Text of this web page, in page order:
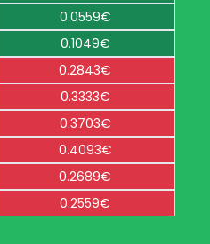
0.0559€
0.1049€
0.2843€
0.3333€
0.3703€
0.4093€
0.2689€
0.2559€